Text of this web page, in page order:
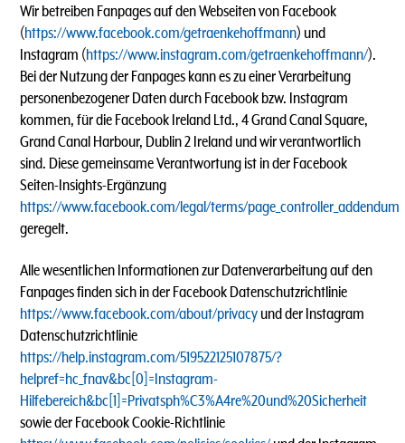
Wir betreiben Fanpages auf den Webseiten von Facebook
(https://www.facebook.com/getraenkehoffmann) und
Instagram (https://www.instagram.com/getraenkehoffmann/).
Bei der Nutzung der Fanpages kann es zu einer Verarbeitung
personenbezogener Daten durch Facebook bzw. Instagram
kommen, für die Facebook Ireland Ltd., 4 Grand Canal Square,
Grand Canal Harbour, Dublin 2 Ireland und wir verantwortlich
sind. Diese gemeinsame Verantwortung ist in der Facebook
Seiten-Insights-Ergänzung
https://www.facebook.com/legal/terms/page_controller_addendum
geregelt.
Alle wesentlichen Informationen zur Datenverarbeitung auf den
Fanpages finden sich in der Facebook Datenschutzrichtlinie
https://www.facebook.com/about/privacy und der Instagram
Datenschutzrichtlinie
https://help.instagram.com/519522125107875/?
helpref=hc_fnav&bc[0]=Instagram-
Hilfebereich&bc[1]=Privatsph%C3%A4re%20und%20Sicherheit
sowie der Facebook Cookie-Richtlinie